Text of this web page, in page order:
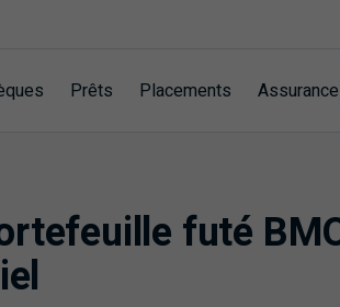
Prêts Placements Assurance
futé